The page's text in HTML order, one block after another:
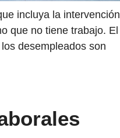
incluya la intervención
que no tiene trabajo. El
desempleados son